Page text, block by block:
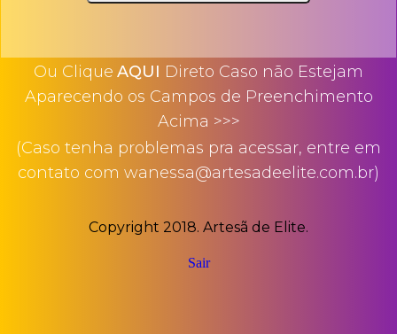
Ou Clique AQUI Direto Caso não Estejam
Aparecendo os Campos de Preenchimento
Acima >>>
(Caso tenha problemas pra acessar, entre em
contato com wanessa@artesadeelite.com.br)
Copyright 2018. Artesã de Elite.
Sair